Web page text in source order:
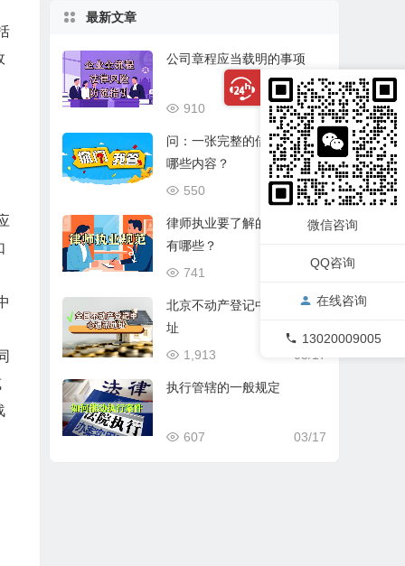
最新文章
公司章程应当载明的事项
03/17
910
问：一张完整的借条应该有
哪些内容？
03/17
550
律师执业要了解的基本规范
有哪些？
03/17
741
北京不动产登记中心通讯地
址
03/17
1,913
执行管辖的一般规定
03/17
607
微信咨询
QQ咨询
在线咨询
13020009005